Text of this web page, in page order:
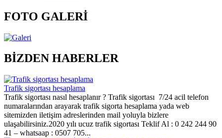
FOTO GALERİ
BİZDEN HABERLER
Trafik sigortası hesaplama
Trafik sigortası nasıl hesaplanır ? Trafik sigortası 7/24 acil telefon
numaralarından arayarak trafik sigorta hesaplama yada web
sitemizden iletişim adreslerinden mail yoluyla bizlere
ulaşabilirsiniz.2020 yılı ucuz trafik sigortası Teklif Al : 0 242 244 90
41 – whatsaap : 0507 705...